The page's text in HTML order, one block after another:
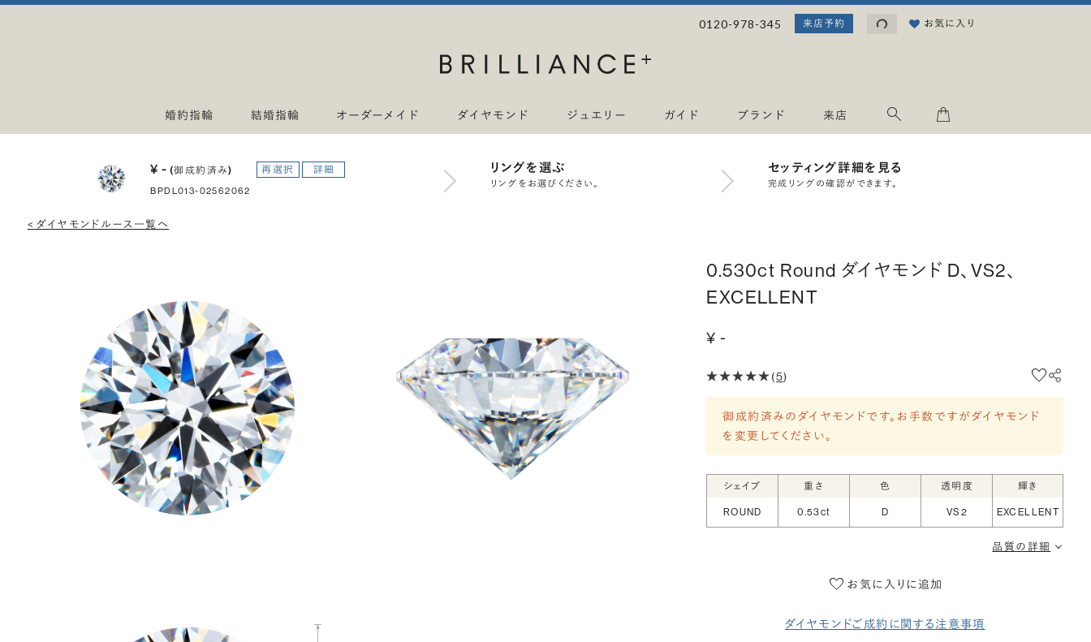
0120-978-345 来店予約 読み込み中...お気に入り
婚約指輪 結婚指輪 オーダーメイド ダイヤモンド ジュエリー ガイド ブランド 来店
¥ -(御成約済み) 再選択 詳細
BPDL013-02562062
リングを選ぶ
リングをお選びください。
セッティング詳細を見る
完成リングの確認ができます。
< ダイヤモンドルース一覧へ
0.530ct Round ダイヤモンド D、VS2、
EXCELLENT
¥ -
(5)
御成約済みのダイヤモンドです。お手数ですがダイヤモンド
を変更してください。
シェイプ 重さ 色 透明度 輝き
ROUND 0.53ct D VS2 EXCELLENT
品質の詳細
お気に入りに追加
ダイヤモンドご成約に関する注意事項